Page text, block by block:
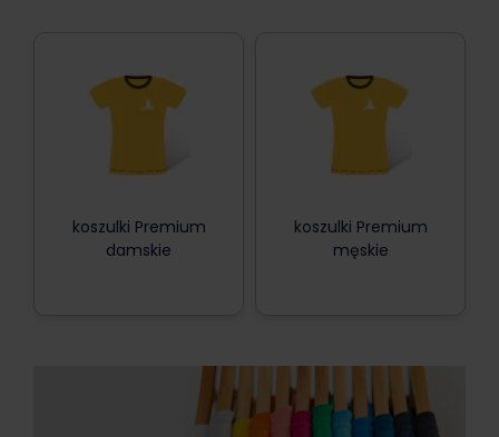
koszulki Premium
damskie
koszulki Premium
męskie